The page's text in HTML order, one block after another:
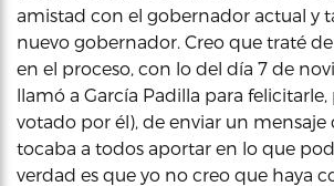
amistad con el gobernador actual y
nuevo gobernador. Creo que traté
en el proceso, con lo del día 7 de
llamó a García Padilla para
votado por él), de enviar un mensaje
tocaba a todos aportar en lo que
verdad es que yo no creo que haya